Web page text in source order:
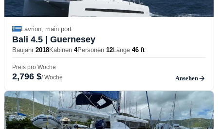
Lavrion, main port
Bali 4.5 | Guernesey
Baujahr 2018Kabinen 4Personen 12Länge 46 ft
Preis pro Woche
2,796 $/ Woche Ansehen